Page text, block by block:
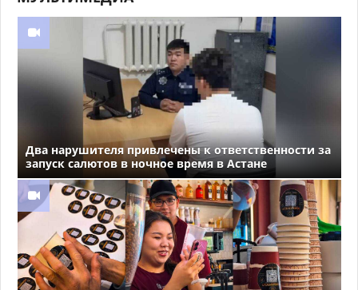
Два нарушителя привлечены к ответственности за
запуск салютов в ночное время в Астане